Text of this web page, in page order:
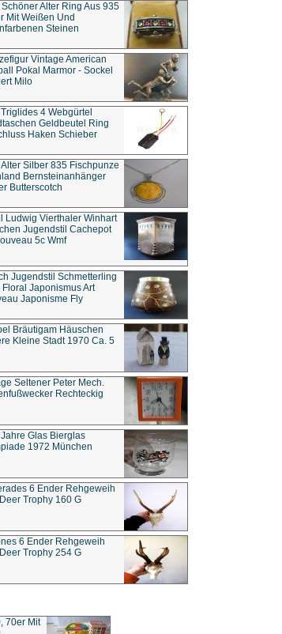
Alter Ring Aus 935
Mit Weißen Und
Steinen
Vintage American
Pokal Marmor - Sockel
Milo
4 Webgürtel
Geldbeutel Ring
Haken Schieber
Silber 835 Fischpunze
Bernsteinanhänger
Butterscotch
Ludwig Vierthaler Winhart
Jugendstil Cachepot
5c Wmf
Jugendstil Schmetterling
Floral Japonismus Art
Japonisme Fly
Bräutigam Häuschen
Kleine Stadt 1970 Ca. 5
Seltener Peter Mech.
Rechteckig
Glas Bierglas
1972 München
6 Ender Rehgeweih
Trophy 160 G
6 Ender Rehgeweih
Trophy 254 G
70er Mit